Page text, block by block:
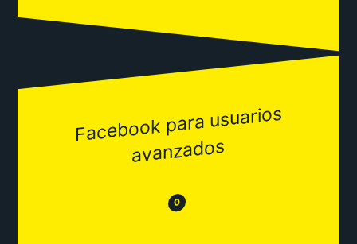
Facebook para usuarios
avanzados
😒 0 😂